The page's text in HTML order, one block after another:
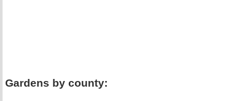
Gardens by county: